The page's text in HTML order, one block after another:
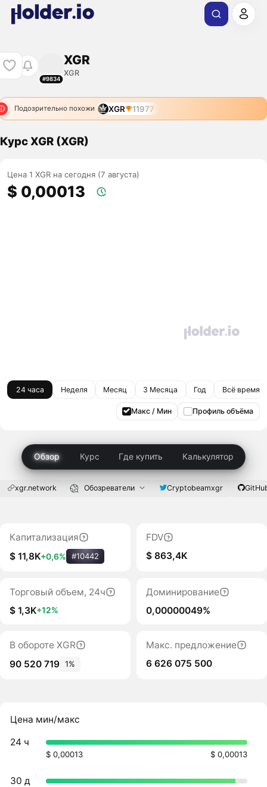
#9834
XGR
XGR
Подозрительно похожи XGR 11977
Курс XGR (XGR)
Цена 1 XGR на сегодня (7 августа)
$ 0,00013
24 часа Неделя Месяц 3 Месяца Год Всё время
Макс / Мин Профиль объёма
Обзор Курс Где купить Калькулятор
xgr.network Обозреватели Cryptobeamxgr
Капитализация
$ 11,8K+0,6% #10442
FDV
$ 863,4K
Торговый объем, 24ч
$ 1,3K+12%
Доминирование
0,00000049%
В обороте XGR
90 520 719 1%
Макс. предложение
6 626 075 500
Цена мин/макс
24 ч
$ 0,00013 $ 0,00013
30 д